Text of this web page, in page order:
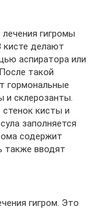
гигромы
кисте делают
аспиратора или
такой
гормональные
и склерозанты.
кисты и
заполняется
содержит
также вводят
гигром. Это